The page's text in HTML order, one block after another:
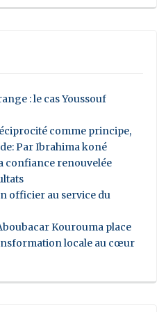
: le cas Youssouf
comme principe,
Par Ibrahima koné
confiance renouvelée
officier au service du
Kourouma place
locale au cœur